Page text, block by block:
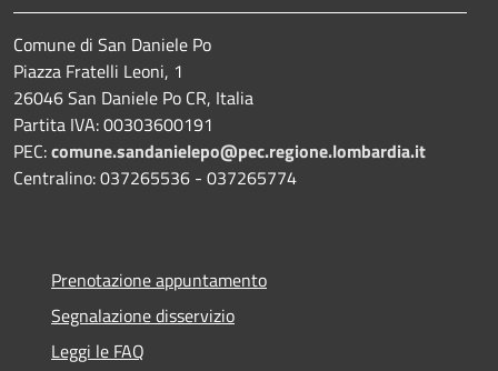
Comune di San Daniele Po
Piazza Fratelli Leoni, 1
26046 San Daniele Po CR, Italia
Partita IVA: 00303600191
PEC:comune.sandanielepo@pec.regione.lombardia.it
Centralino: 037265536 - 037265774
Prenotazione appuntamento
Segnalazione disservizio
Leggi le FAQ